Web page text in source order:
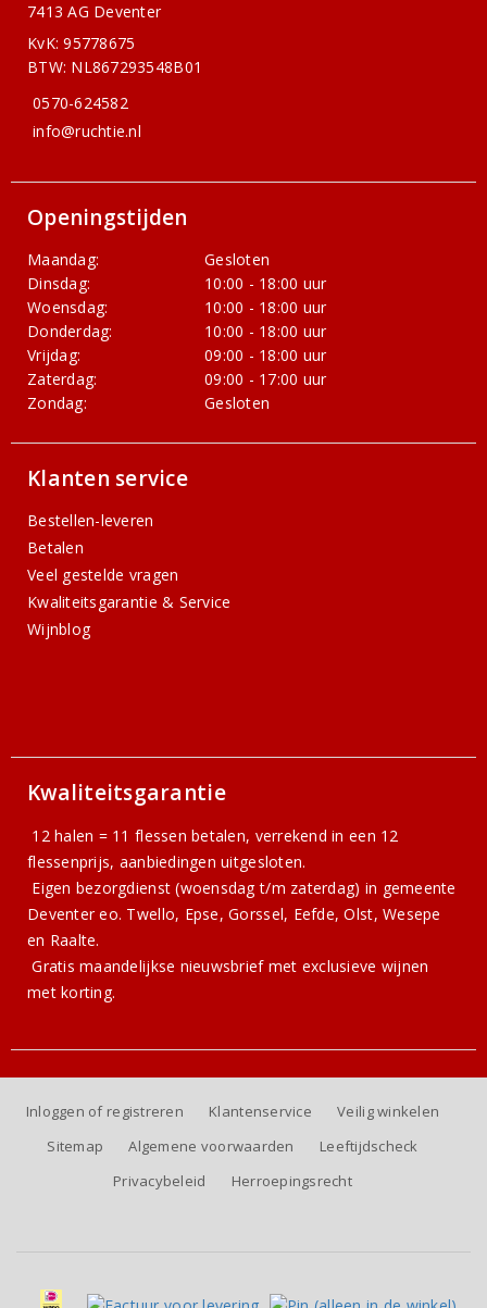
7413 AG Deventer
KvK: 95778675
BTW: NL867293548B01
0570-624582
info@ruchtie.nl
Openingstijden
Maandag:
Gesloten
Dinsdag:
10:00 - 18:00 uur
Woensdag:
10:00 - 18:00 uur
Donderdag:
10:00 - 18:00 uur
Vrijdag:
09:00 - 18:00 uur
Zaterdag:
09:00 - 17:00 uur
Zondag:
Gesloten
Klanten service
Bestellen-leveren
Betalen
Veel gestelde vragen
Kwaliteitsgarantie & Service
Wijnblog
Kwaliteitsgarantie
12 halen = 11 flessen betalen, verrekend in een 12
flessenprijs, aanbiedingen uitgesloten.
Eigen bezorgdienst (woensdag t/m zaterdag) in gemeente
Deventer eo. Twello, Epse, Gorssel, Eefde, Olst, Wesepe
en Raalte.
Gratismaandelijkse nieuwsbriefmet exclusieve wijnen
met korting.
Inloggen of registreren Klantenservice
Veilig winkelen
Sitemap
Algemene voorwaarden
Leeftijdscheck
Privacybeleid
Herroepingsrecht